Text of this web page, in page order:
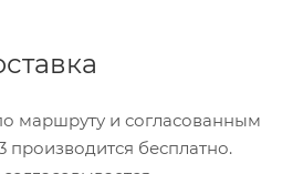
маршруту и согласованным
производится бесплатно.